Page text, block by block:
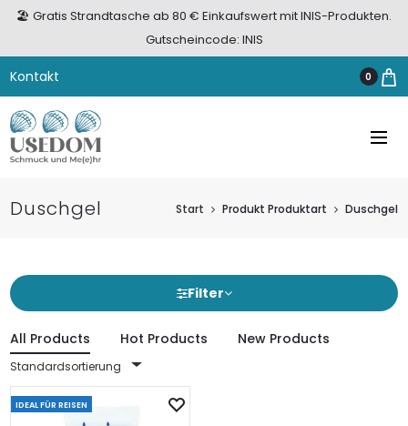
🏖️ Gratis Strandtasche ab 80 € Einkaufswert mit INIS-Produkten.
Gutscheincode: INIS
Kontakt 0
Duschgel Start Produkt Produktart Duschgel
Filter
All Products Hot Products New Products
Standardsortierung
IDEAL FÜR REISEN